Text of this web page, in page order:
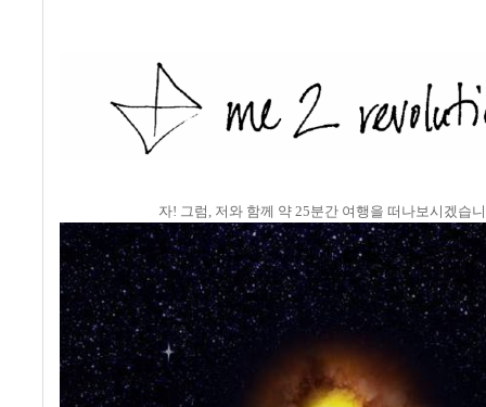
자! 그럼, 저와 함께 약 25분간 여행을 떠나보시겠습